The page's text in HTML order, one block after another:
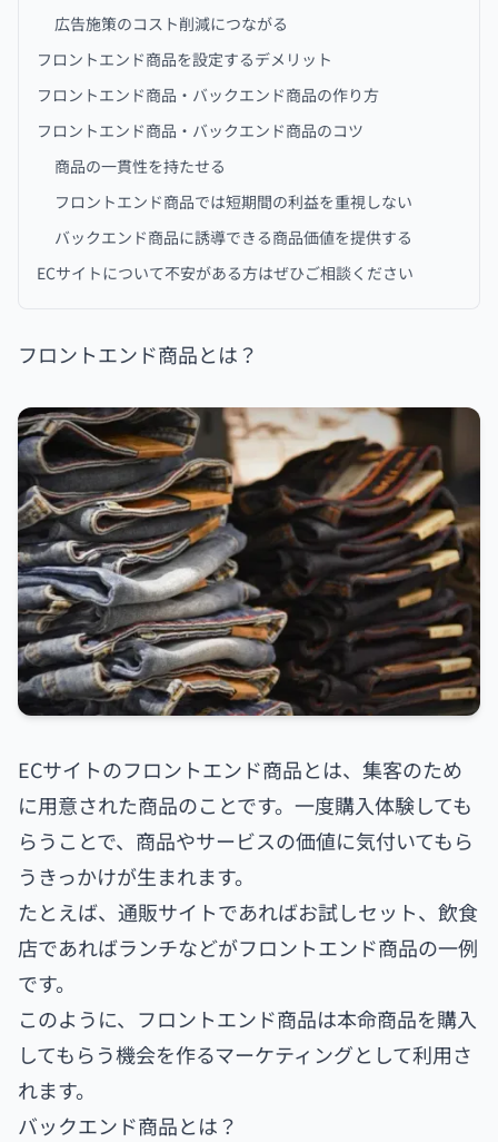
広告施策のコスト削減につながる
フロントエンド商品を設定するデメリット
フロントエンド商品・バックエンド商品の作り方
フロントエンド商品・バックエンド商品のコツ
商品の一貫性を持たせる
フロントエンド商品では短期間の利益を重視しない
バックエンド商品に誘導できる商品価値を提供する
ECサイトについて不安がある方はぜひご相談ください
フロントエンド商品とは？
ECサイトのフロントエンド商品とは、集客のため
に用意された商品のことです。一度購入体験しても
らうことで、商品やサービスの価値に気付いてもら
うきっかけが生まれます。
たとえば、通販サイトであればお試しセット、飲食
店であればランチなどがフロントエンド商品の一例
です。
このように、フロントエンド商品は本命商品を購入
してもらう機会を作るマーケティングとして利用さ
れます。
バックエンド商品とは？